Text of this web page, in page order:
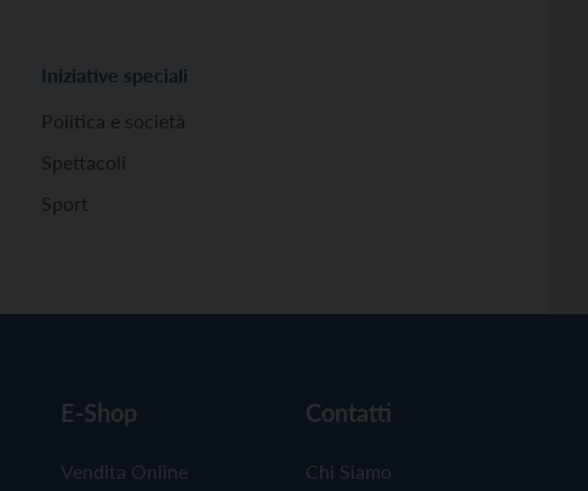
Iniziative speciali
Politica e società
Spettacoli
Sport
E-Shop
Vendita Online
Contatti
Chi Siamo